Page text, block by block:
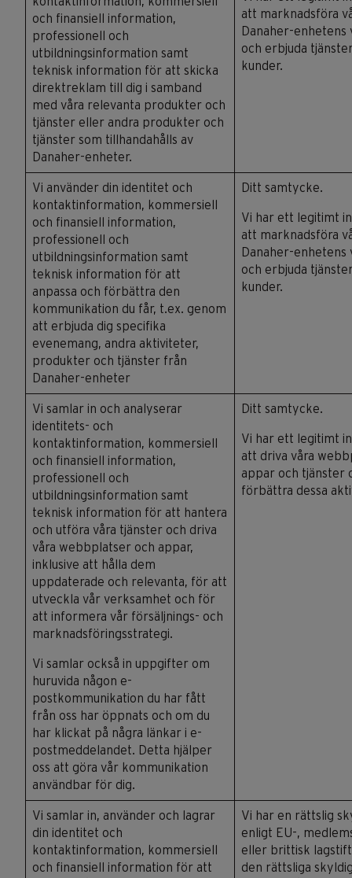
och finansiell information,
professionell och
utbildningsinformation samt
teknisk information för att skicka
direktreklam till dig i samband
med våra relevanta produkter och
tjänster eller andra produkter och
tjänster som tillhandahålls av
Danaher-enheter.
att marknadsföra
Danaher-
och erbjuda
kunder.
Vi använder din identitet och
kontaktinformation, kommersiell
och finansiell information,
professionell och
utbildningsinformation samt
teknisk information för att
anpassa och förbättra den
kommunikation du får, t.ex. genom
att erbjuda dig specifika
evenemang, andra aktiviteter,
produkter och tjänster från
Danaher-enheter
Ditt samtycke.
Vi har ett legitimt
att marknadsföra
Danaher-
och erbjuda
kunder.
Vi samlar in och analyserar
identitets- och
kontaktinformation, kommersiell
och finansiell information,
professionell och
utbildningsinformation samt
teknisk information för att hantera
och utföra våra tjänster och driva
våra webbplatser och appar,
inklusive att hålla dem
uppdaterade och relevanta, för att
utveckla vår verksamhet och för
att informera vår försäljnings- och
marknadsföringsstrategi.
Vi samlar också in uppgifter om
huruvida någon e-
postkommunikation du har fått
från oss har öppnats och om du
har klickat på några länkar i e-
postmeddelandet. Detta hjälper
oss att göra vår kommunikation
användbar för dig.
Ditt samtycke.
Vi har ett legitimt
att driva våra
appar och tjänster
förbättra dessa
Vi samlar in, använder och lagrar
din identitet och
kontaktinformation, kommersiell
och finansiell information för att
Vi har en rättslig
enligt EU-,
eller brittisk
den rättsliga